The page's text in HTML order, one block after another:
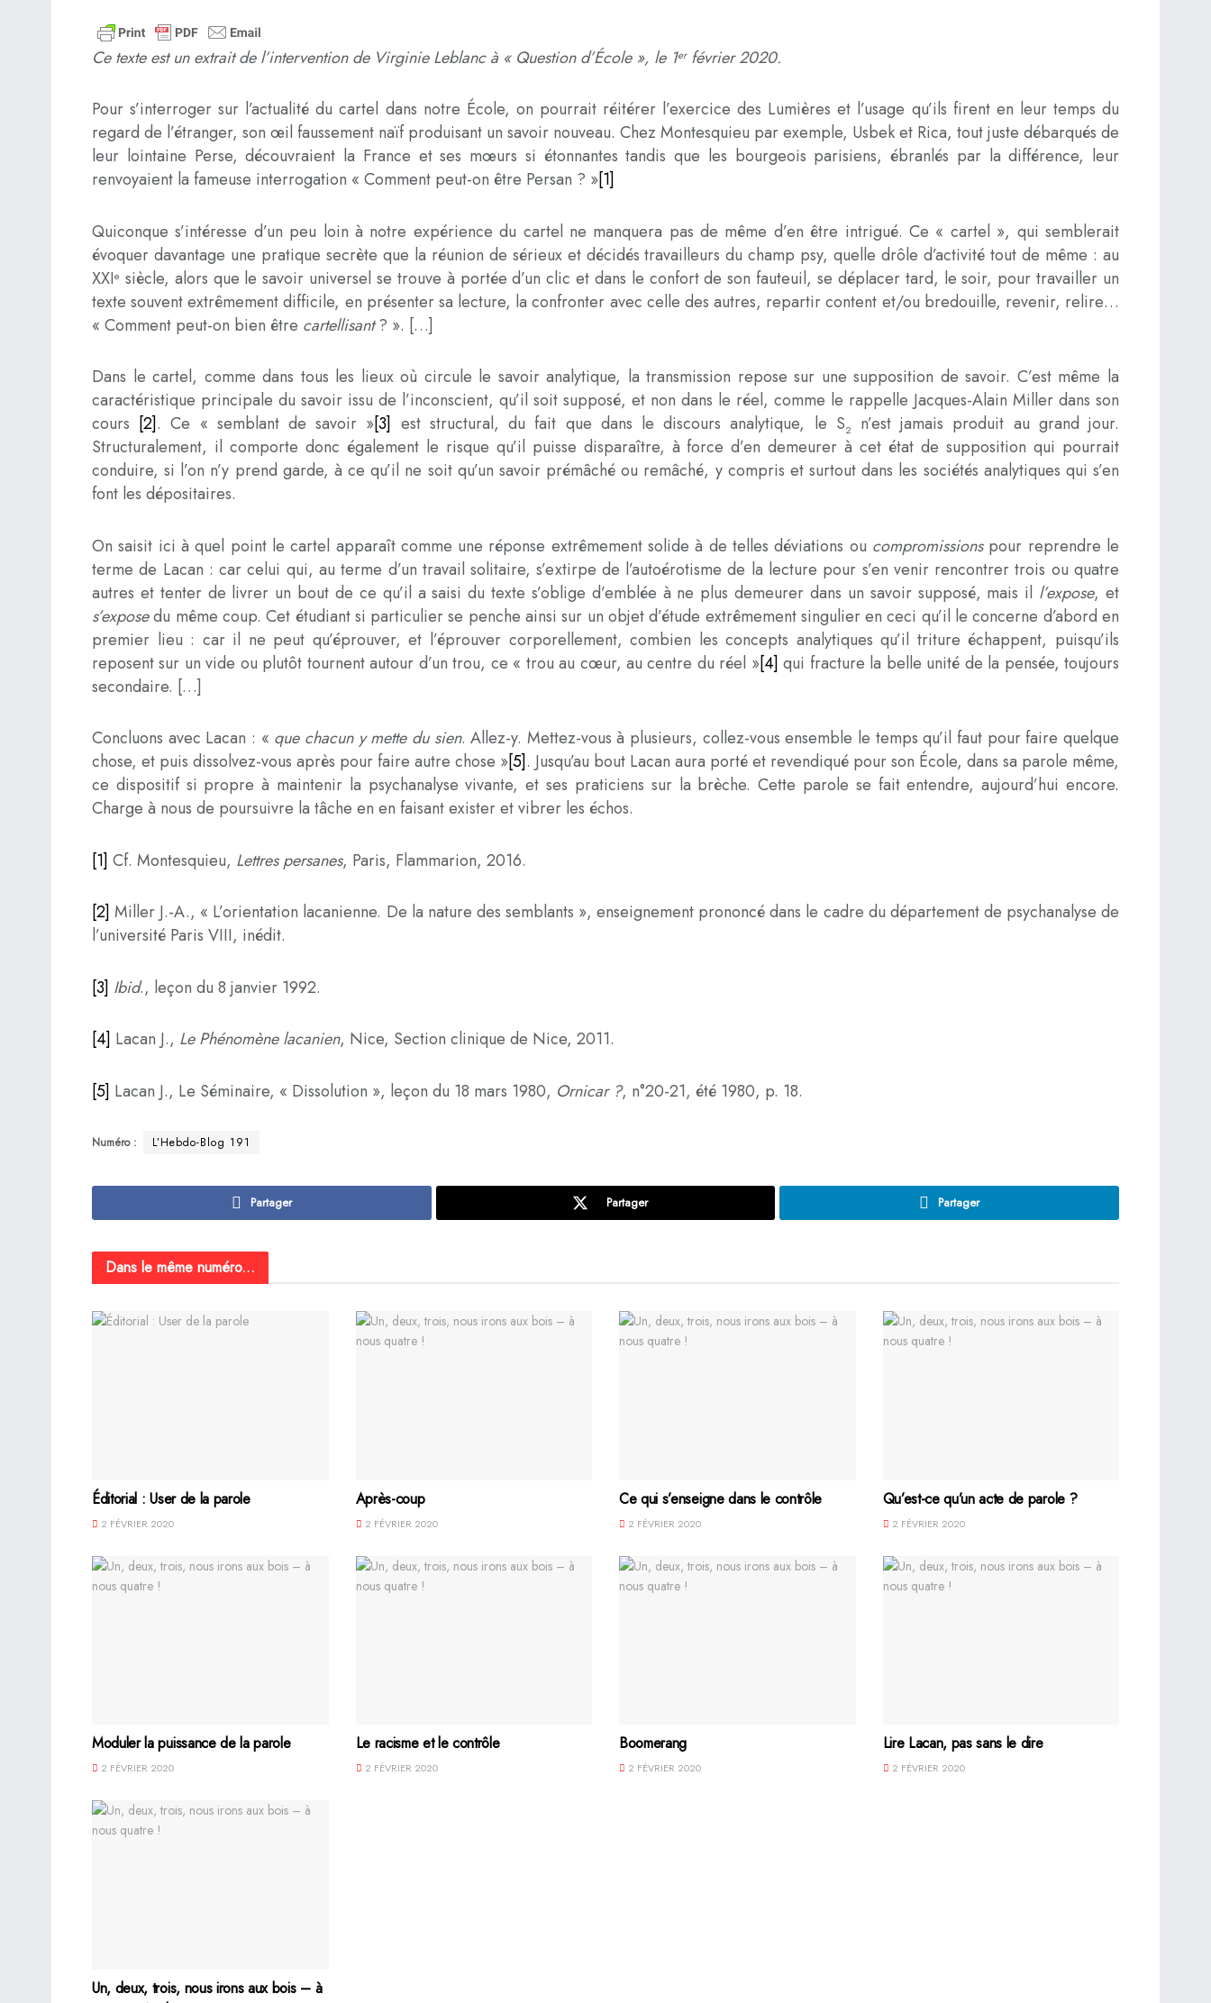
Ce texte est un extrait de l’intervention de Virginie Leblanc à « Question d’École », le 1erfévrier 2020.
Pour s’interroger sur l’actualité du cartel dans notre École, on pourrait réitérer l’exercice des Lumières et l’usage qu’ils firent en leur temps du
regard de l’étranger, son œil faussement naïf produisant un savoir nouveau. Chez Montesquieu par exemple, Usbek et Rica, tout juste débarqués de
leur lointaine Perse, découvraient la France et ses mœurs si étonnantes tandis que les bourgeois parisiens, ébranlés par la différence, leur
renvoyaient la fameuse interrogation « Comment peut-on être Persan ? »[1]
Quiconque s’intéresse d’un peu loin à notre expérience du cartel ne manquera pas de même d’en être intrigué. Ce « cartel », qui semblerait
évoquer davantage une pratique secrète que la réunion de sérieux et décidés travailleurs du champ psy, quelle drôle d’activité tout de même : au
XXIe siècle, alors que le savoir universel se trouve à portée d’un clic et dans le confort de son fauteuil, se déplacer tard, le soir, pour travailler un
texte souvent extrêmement difficile, en présenter sa lecture, la confronter avec celle des autres, repartir content et/ou bredouille, revenir, relire…
« Comment peut-on bien être cartellisant? ». […]
Dans le cartel, comme dans tous les lieux où circule le savoir analytique, la transmission repose sur une supposition de savoir. C’est même la
caractéristique principale du savoir issu de l’inconscient, qu’il soit supposé, et non dans le réel, comme le rappelle Jacques-Alain Miller dans son
cours [2]. Ce « semblant de savoir »[3] est structural, du fait que dans le discours analytique, le S2
n’est jamais produit au grand jour.
Structuralement, il comporte donc également le risque qu’il puisse disparaître, à force d’en demeurer à cet état de supposition qui pourrait
conduire, si l’on n’y prend garde, à ce qu’il ne soit qu’un savoir prémâché ou remâché, y compris et surtout dans les sociétés analytiques qui s’en
font les dépositaires.
On saisit ici à quel point le cartel apparaît comme une réponse extrêmement solide à de telles déviations ou compromissionspour reprendre le
terme de Lacan : car celui qui, au terme d’un travail solitaire, s’extirpe de l’autoérotisme de la lecture pour s’en venir rencontrer trois ou quatre
autres et tenter de livrer un bout de ce qu’il a saisi du texte s’oblige d’emblée à ne plus demeurer dans un savoir supposé, mais il l’expose, et
s’exposedu même coup. Cet étudiant si particulier se penche ainsi sur un objet d’étude extrêmement singulier en ceci qu’il le concerne d’abord en
premier lieu : car il ne peut qu’éprouver, et l’éprouver corporellement, combien les concepts analytiques qu’il triture échappent, puisqu’ils
reposent sur un vide ou plutôt tournent autour d’un trou, ce « trou au cœur, au centre du réel »[4] qui fracture la belle unité de la pensée, toujours
secondaire. […]
Concluons avec Lacan : « que chacun y mette du sien. Allez-y. Mettez-vous à plusieurs, collez-vous ensemble le temps qu’il faut pour faire quelque
chose, et puis dissolvez-vous après pour faire autre chose »[5]. Jusqu’au bout Lacan aura porté et revendiqué pour son École, dans sa parole même,
ce dispositif si propre à maintenir la psychanalyse vivante, et ses praticiens sur la brèche. Cette parole se fait entendre, aujourd’hui encore.
Charge à nous de poursuivre la tâche en en faisant exister et vibrer les échos.
[1] Cf. Montesquieu, Lettres persanes, Paris, Flammarion, 2016.
[2] Miller J.-A., « L’orientation lacanienne. De la nature des semblants », enseignement prononcé dans le cadre du département de psychanalyse de
l’université Paris VIII, inédit.
[3] Ibid., leçon du 8 janvier 1992.
[4] Lacan J., Le Phénomène lacanien, Nice, Section clinique de Nice, 2011.
[5] Lacan J., Le Séminaire, « Dissolution », leçon du 18 mars 1980, Ornicar ?, n°20-21, été 1980, p. 18.
Numéro : L’Hebdo-Blog 191
Partager Partager Partager
Dans le même numéro...
Éditorial : User de la parole
2 FÉVRIER 2020
Après-coup
2 FÉVRIER 2020
Ce qui s’enseigne dans le contrôle
2 FÉVRIER 2020
Qu’est-ce qu’un acte de parole ?
2 FÉVRIER 2020
Moduler la puissance de la parole
2 FÉVRIER 2020
Le racisme et le contrôle
2 FÉVRIER 2020
Boomerang
2 FÉVRIER 2020
Lire Lacan, pas sans le dire
2 FÉVRIER 2020
Un, deux, trois, nous irons aux bois – à